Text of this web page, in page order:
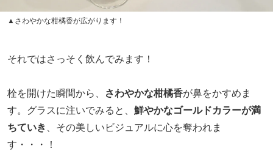
▲さわやかな柑橘香が広がります！
それではさっそく飲んでみます！
栓を開けた瞬間から、 さわやかな柑橘香が鼻をかすめま
す。グラスに注いでみると、 鮮やかなゴールドカラーが満
ちていき、その美しいビジュアルに心を奪われま
す・・・！